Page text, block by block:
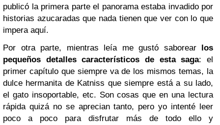
publicó la primera parte el panorama estaba invadido por
historias azucaradas que nada tienen que ver con lo que
impera aquí.
Por otra parte, mientras leía me gustó saborear los
pequeños detalles característicos de esta saga: el
primer capítulo que siempre va de los mismos temas, la
dulce hermanita de Katniss que siempre está a su lado,
el gato insoportable, etc. Son cosas que en una lectura
rápida quizá no se aprecian tanto, pero yo intenté leer
poco a poco para disfrutar más de todo ello y